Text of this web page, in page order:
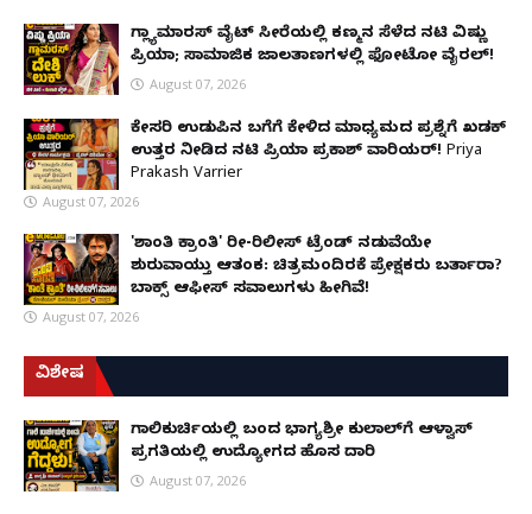
ಗ್ಲ್ಯಾಮಾರಸ್ ವೈಟ್‌ ಸೀರೆಯಲ್ಲಿ ಕಣ್ಮನ ಸೆಳೆದ ನಟಿ ವಿಷ್ಣು
ಪ್ರಿಯಾ; ಸಾಮಾಜಿಕ ಜಾಲತಾಣಗಳಲ್ಲಿ ಫೋಟೋ ವೈರಲ್!
August 07, 2026
ಕೇಸರಿ ಉಡುಪಿನ ಬಗೆಗೆ ಕೇಳಿದ ಮಾಧ್ಯಮದ ಪ್ರಶ್ನೆಗೆ ಖಡಕ್
ಉತ್ತರ ನೀಡಿದ ನಟಿ ಪ್ರಿಯಾ ಪ್ರಕಾಶ್ ವಾರಿಯರ್! Priya
Prakash Varrier
August 07, 2026
'ಶಾಂತಿ ಕ್ರಾಂತಿ' ರೀ-ರಿಲೀಸ್ ಟ್ರೆಂಡ್ ನಡುವೆಯೇ
ಶುರುವಾಯ್ತು ಆತಂಕ: ಚಿತ್ರಮಂದಿರಕ್ಕೆ ಪ್ರೇಕ್ಷಕರು ಬರ್ತಾರಾ?
ಬಾಕ್ಸ್ ಆಫೀಸ್ ಸವಾಲುಗಳು ಹೀಗಿವೆ!
August 07, 2026
ವಿಶೇಷ
ಗಾಲಿಕುರ್ಚಿಯಲ್ಲಿ ಬಂದ ಭಾಗ್ಯಶ್ರೀ ಕುಲಾಲ್‌ಗೆ ಆಳ್ವಾಸ್
ಪ್ರಗತಿಯಲ್ಲಿ ಉದ್ಯೋಗದ ಹೊಸ ದಾರಿ
August 07, 2026